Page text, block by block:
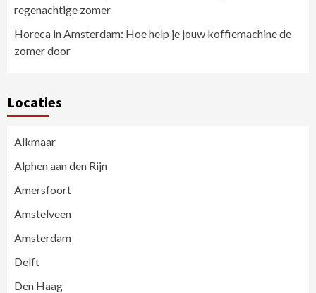
regenachtige zomer
Horeca in Amsterdam: Hoe help je jouw koffiemachine de
zomer door
Locaties
Alkmaar
Alphen aan den Rijn
Amersfoort
Amstelveen
Amsterdam
Delft
Den Haag